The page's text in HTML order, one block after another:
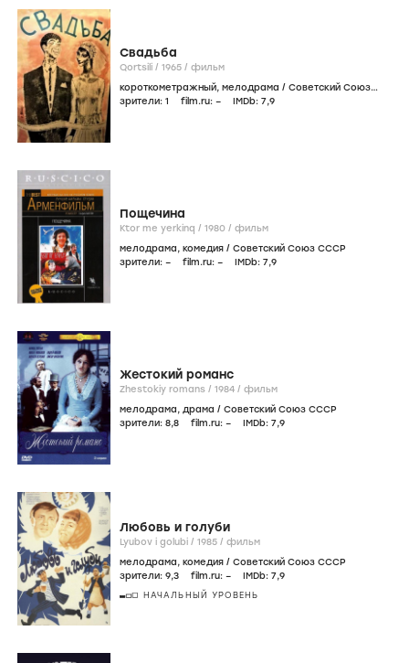
Свадьба
Qortsili / 1965 / фильм
короткометражный, мелодрама / Советский Союз
СССР
зрители: 1 film.ru: – IMDb: 7,9
Пощечина
Ktor me yerkinq / 1980 / фильм
мелодрама, комедия / Советский Союз СССР
зрители: – film.ru: – IMDb: 7,9
Жестокий романс
Zhestokiy romans / 1984 / фильм
мелодрама, драма / Советский Союз СССР
зрители: 8,8 film.ru: – IMDb: 7,9
Любовь и голуби
Lyubov i golubi / 1985 / фильм
мелодрама, комедия / Советский Союз СССР
зрители: 9,3 film.ru: – IMDb: 7,9
НАЧАЛЬНЫЙ УРОВЕНЬ